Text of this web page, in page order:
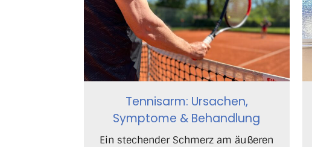
Tennisarm: Ursachen,
Symptome & Behandlung
Ein stechender Schmerz am äußeren